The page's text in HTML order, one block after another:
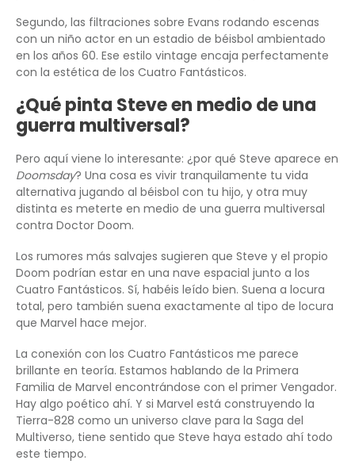
Segundo, las filtraciones sobre Evans rodando escenas
con un niño actor en un estadio de béisbol ambientado
en los años 60. Ese estilo vintage encaja perfectamente
con la estética de los Cuatro Fantásticos.
¿Qué pinta Steve en medio de una
guerra multiversal?
Pero aquí viene lo interesante: ¿por qué Steve aparece en
Doomsday? Una cosa es vivir tranquilamente tu vida
alternativa jugando al béisbol con tu hijo, y otra muy
distinta es meterte en medio de una guerra multiversal
contra Doctor Doom.
Los rumores más salvajes sugieren que Steve y el propio
Doom podrían estar en una nave espacial junto a los
Cuatro Fantásticos. Sí, habéis leído bien. Suena a locura
total, pero también suena exactamente al tipo de locura
que Marvel hace mejor.
La conexión con los Cuatro Fantásticos me parece
brillante en teoría. Estamos hablando de la Primera
Familia de Marvel encontrándose con el primer Vengador.
Hay algo poético ahí. Y si Marvel está construyendo la
Tierra-828 como un universo clave para la Saga del
Multiverso, tiene sentido que Steve haya estado ahí todo
este tiempo.